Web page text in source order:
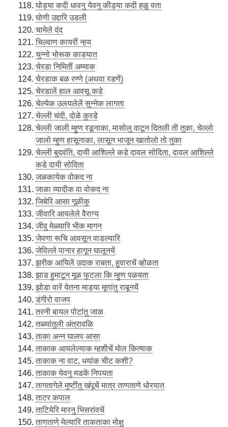
घोड्या कदी धावनु येवनु कीड्या कदी हळु वता
घोणी उद्दारि उडली
चामेले दंद
चिल्वाण कायरीं न्हय
चुन्नो भोरूक काडयात
चेरडा निमितीं अम्माक
चेरडाक बळ रण्णे (अथवा रडणें)
चेरडालें हाल आवसू कडे
चेल्येक उलयलेलें सुन्नेक लागता
चेल्ली चंदी, दोळे कुरडे
चेल्ली जाली म्हुण रडूनाका, मासोलु वाटून दितली ती तुका, चेल्लो
जालो म्हुण हासूनाका, लासून भाजून खातोलो तो तुका
चेल्ली बुदवंति, दायी आशिल्ले कडे दावल सोदिता, दावल आशिल्ले
कडे दायी सोदिता
जळकायेक वोकद ना
जाळा व्यादीक वा वोकद ना
जिबेरि आसा गूळीकु
जीवारि आयलेले वैराग्य
जीवु मेळ्यारि भीक मागन
जेवणा रूचि आवसून वाडल्यारि
जेविल्ले पानार हागून घालूनयें
झरीक आयिलें उदाक राबता, हूवाराचें व्होळता
झाड हुमाटून मूळ फुटला कि म्हुण पळयता
झोडा वारें येतना माड्या मूणांतु राबूनयें
डंगीरो वाजप
तरनी बायल पोटांतु जाळ
तळ्यांतुली अंत्रावळि
ताका अन्न घालप आसा
ताकाक आयलेल्याक म्हशीचें मोल कित्याक
ताकाक ना वाट, धयांक चीट कशी?
ताकाक येवनु मडकें निपयता
तागतागेले मुष्टींतु खंपूचें मात्र ताणताणे धोरयात
ताटर कपाल
ताटियेरि मारनु भिसरांवचें
ताणताणे मेल्यारि ताकताका मोक्षु